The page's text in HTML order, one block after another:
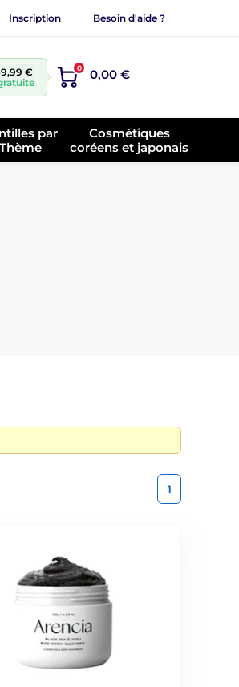
Inscription Besoin d'aide ?
€
0 0,00 €
par
Thème
Cosmétiques
coréens et japonais
1